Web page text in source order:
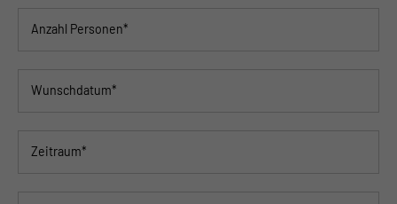
Anzahl Personen*
Wunschdatum*
Zeitraum*